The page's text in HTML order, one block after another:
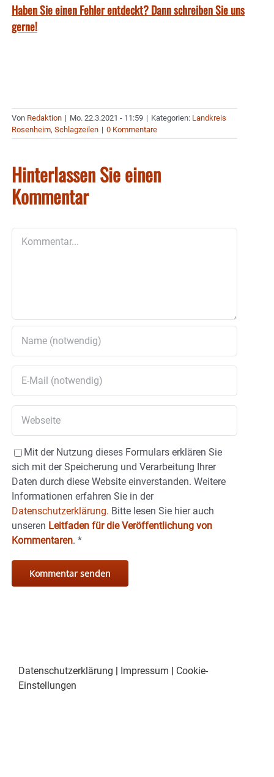
Haben Sie einen Fehler entdeckt? Dann schreiben Sie uns
gerne!
Von Redaktion | Mo. 22.3.2021 - 11:59 | Kategorien: Landkreis
Rosenheim, Schlagzeilen | 0 Kommentare
Hinterlassen Sie einen
Kommentar
Mit der Nutzung dieses Formulars erklären Sie
sich mit der Speicherung und Verarbeitung Ihrer
Daten durch diese Website einverstanden. Weitere
Informationen erfahren Sie in der
Datenschutzerklärung. Bitte lesen Sie hier auch
unseren Leitfaden für die Veröffentlichung von
Kommentaren. *
Datenschutzerklärung | Impressum | Cookie-
Einstellungen